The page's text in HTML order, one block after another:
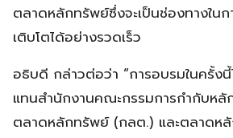
ตลาดหลักทรัพย์ซึ่งจะเป็นช่องทางในก
เติบโตได้อย่างรวดเร็ว
อธิบดี กล่าวต่อว่า “การอบรมในครั้ง
แทนสำนักงานคณะกรรมการกำกับหลั
ตลาดหลักทรัพย์ (กลต.) และตลาดห